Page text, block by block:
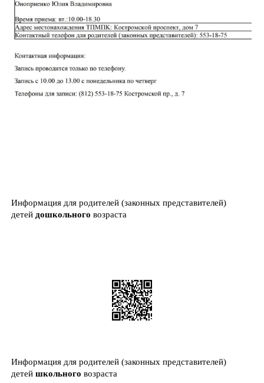
Информация для родителей (законных представителей)
детей дошкольного возраста
Информация для родителей (законных представителей)
детей школьного возраста